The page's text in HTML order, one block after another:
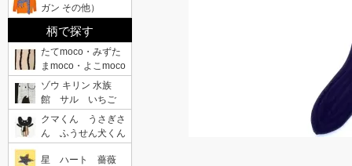
ガン その他）
柄で探す
たてmoco・みずた
まmoco・よこmoco
ゾウ キリン 水族
館 サル いちご
クマくん うさぎさ
ん ふうせん犬くん
星 ハート 薔薇